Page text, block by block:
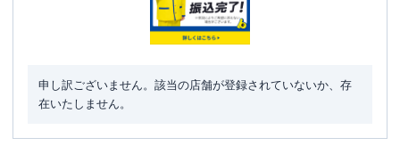
申し訳ございません。該当の店舗が登録されていないか、存
在いたしません。